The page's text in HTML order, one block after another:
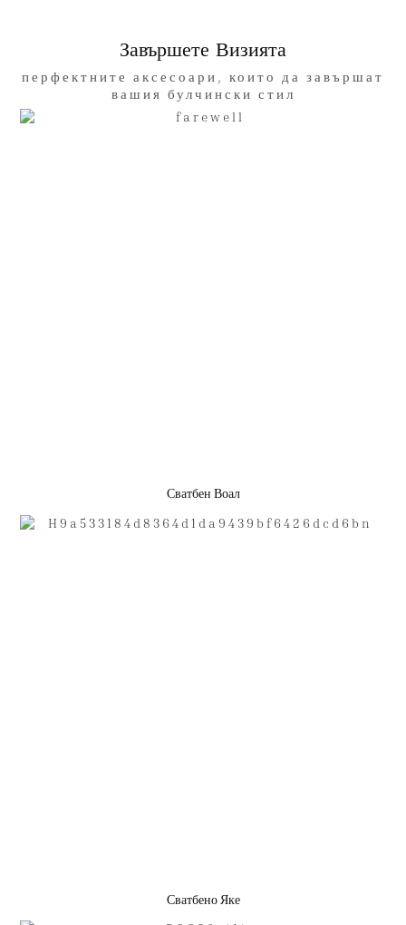
Завършете Визията
перфектните аксесоари, които да завършат
вашия булчински стил
Сватбен Воал
Сватбено Яке